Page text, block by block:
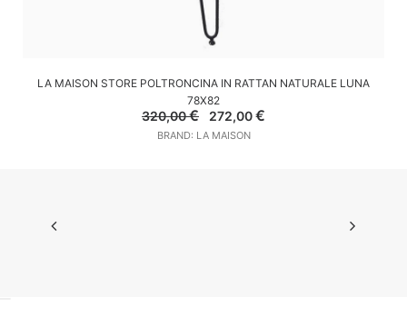
AGGIUNGI AL CARRELLO
LA MAISON STORE POLTRONCINA IN RATTAN NATURALE LUNA
78X82
320,00€
Il
prezzo
originale
272,00€Il
BRAND: LA MAISON